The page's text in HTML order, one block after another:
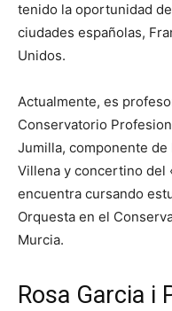
tenido la oportunidad
ciudades españolas,
Unidos.
Actualmente, es
Conservatorio
Jumilla, componente de
Villena y concertino del
encuentra cursando
Orquesta en el
Murcia.
Rosa Garcia i